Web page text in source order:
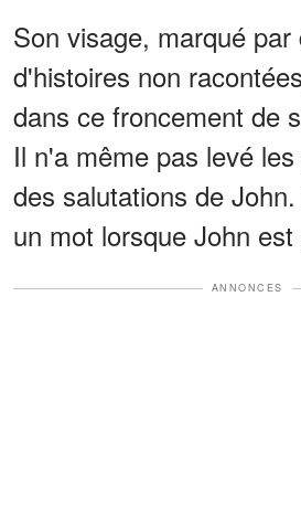
Son visage, marqué par
d'histoires non
dans ce froncement de
Il n'a même pas levé
des salutations de
un mot lorsque John est
ANNONCES